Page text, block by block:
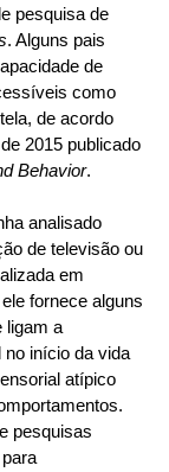
pesquisa de
. Alguns pais
de
como
de acordo
2015 publicado
Behavior.
analisado
de televisão ou
em
fornece alguns
ligam a
início da vida
atípico
pesquisas